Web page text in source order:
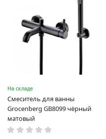
На складе
Смеситель для ванны
Grocenberg GB8099 чёрный
матовый